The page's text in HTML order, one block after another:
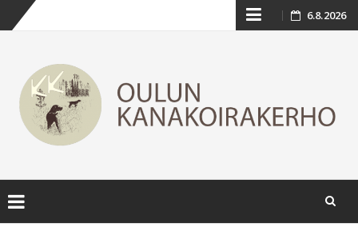
Skip 6.8.2026